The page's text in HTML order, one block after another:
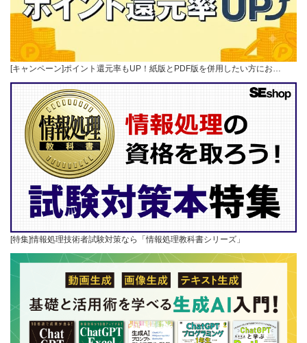
[キャンペーン]ポイント還元率もUP！紙版とPDF版を併用したい方にお…
[特集]情報処理技術者試験対策なら「情報処理教科書シリーズ」